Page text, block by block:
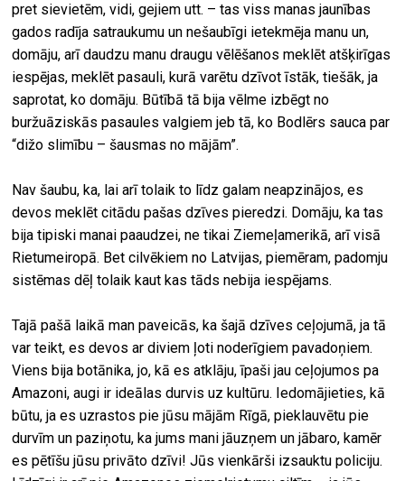
pret sievietēm, vidi, gejiem utt. – tas viss manas jaunības
gados radīja satraukumu un nešaubīgi ietekmēja manu un,
domāju, arī daudzu manu draugu vēlēšanos meklēt atšķirīgas
iespējas, meklēt pasauli, kurā varētu dzīvot īstāk, tiešāk, ja
saprotat, ko domāju. Būtībā tā bija vēlme izbēgt no
buržuāziskās pasaules valgiem jeb tā, ko Bodlērs sauca par
“dižo slimību – šausmas no mājām”.
Nav šaubu, ka, lai arī tolaik to līdz galam neapzinājos, es
devos meklēt citādu pašas dzīves pieredzi. Domāju, ka tas
bija tipiski manai paaudzei, ne tikai Ziemeļamerikā, arī visā
Rietumeiropā. Bet cilvēkiem no Latvijas, piemēram, padomju
sistēmas dēļ tolaik kaut kas tāds nebija iespējams.
Tajā pašā laikā man paveicās, ka šajā dzīves ceļojumā, ja tā
var teikt, es devos ar diviem ļoti noderīgiem pavadoņiem.
Viens bija botānika, jo, kā es atklāju, īpaši jau ceļojumos pa
Amazoni, augi ir ideālas durvis uz kultūru. Iedomājieties, kā
būtu, ja es uzrastos pie jūsu mājām Rīgā, pieklauvētu pie
durvīm un paziņotu, ka jums mani jāuzņem un jābaro, kamēr
es pētīšu jūsu privāto dzīvi! Jūs vienkārši izsauktu policiju.